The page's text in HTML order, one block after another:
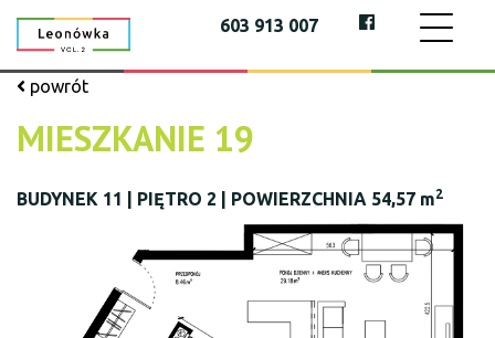
603 913 007
powrót
MIESZKANIE 19
BUDYNEK 11 | PIĘTRO 2 | POWIERZCHNIA 54,57 m2